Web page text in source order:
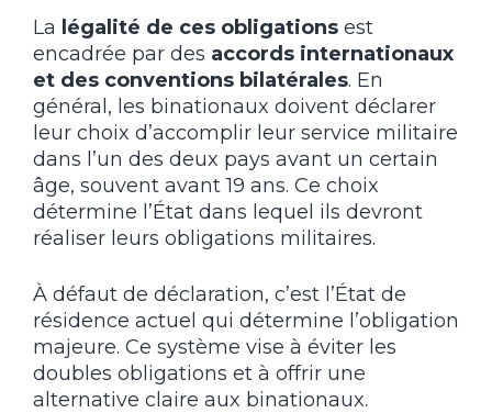
La légalité de ces obligations est
encadrée par des accords internationaux
et des conventions bilatérales. En
général, les binationaux doivent déclarer
leur choix d’accomplir leur service militaire
dans l’un des deux pays avant un certain
âge, souvent avant 19 ans. Ce choix
détermine l’État dans lequel ils devront
réaliser leurs obligations militaires.
À défaut de déclaration, c’est l’État de
résidence actuel qui détermine l’obligation
majeure. Ce système vise à éviter les
doubles obligations et à offrir une
alternative claire aux binationaux.